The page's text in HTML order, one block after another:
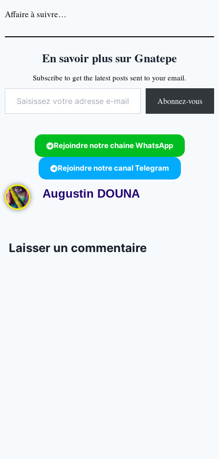
Affaire à suivre…
En savoir plus sur Gnatepe
Subscribe to get the latest posts sent to your email.
Abonnez-vous
Rejoindre notre chaine WhatsApp
Rejoindre notre canal Telegram
Augustin DOUNA
Laisser un commentaire